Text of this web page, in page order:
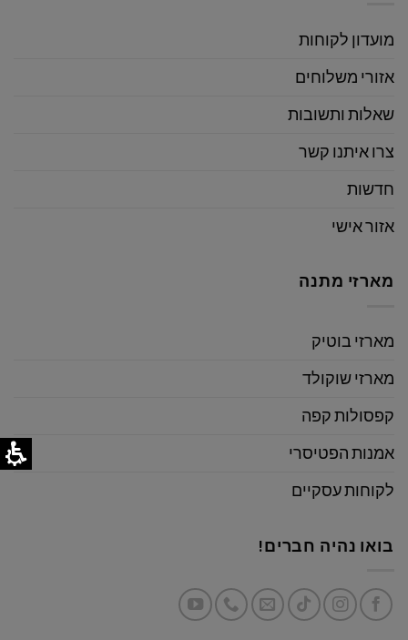
מועדון לקוחות
אזורי משלוחים
שאלות ותשובות
צרו איתנו קשר
חדשות
אזור אישי
מארזי מתנה
מארזי בוטיק
מארזי שוקולד
קפסולות קפה
אמנות הפטיסרי
לקוחות עסקיים
בואו נהיה חברים!